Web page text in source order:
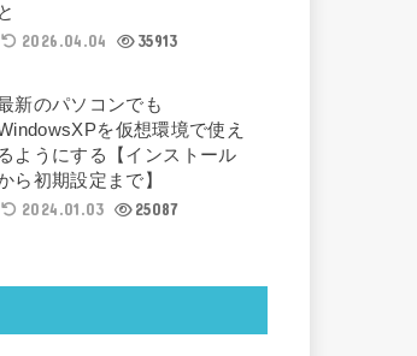
と
2026.04.04
35913
新のパソコンでも
を仮想環境で使え
るようにする【インストール
ら初期設定まで】
2024.01.03
25087